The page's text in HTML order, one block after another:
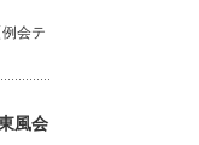
会テ
風会